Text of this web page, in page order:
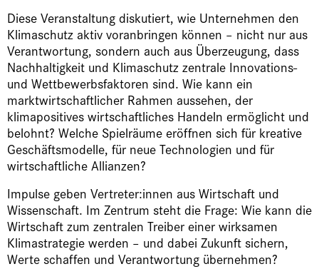
Diese Veranstaltung diskutiert, wie Unternehmen den
Klimaschutz aktiv voranbringen können – nicht nur aus
Verantwortung, sondern auch aus Überzeugung, dass
Nachhaltigkeit und Klimaschutz zentrale Innovations-
und Wettbewerbsfaktoren sind. Wie kann ein
marktwirtschaftlicher Rahmen aussehen, der
klimapositives wirtschaftliches Handeln ermöglicht und
belohnt? Welche Spielräume eröffnen sich für kreative
Geschäftsmodelle, für neue Technologien und für
wirtschaftliche Allianzen?
Impulse geben Vertreter:innen aus Wirtschaft und
Wissenschaft. Im Zentrum steht die Frage: Wie kann die
Wirtschaft zum zentralen Treiber einer wirksamen
Klimastrategie werden – und dabei Zukunft sichern,
Werte schaffen und Verantwortung übernehmen?